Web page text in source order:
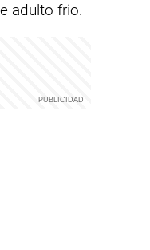
adulto frio.